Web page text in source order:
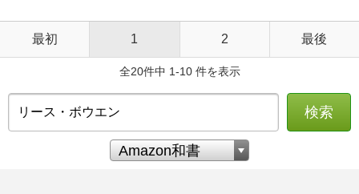
最初 1 2 最後
全20件中 1-10 件を表示
検索